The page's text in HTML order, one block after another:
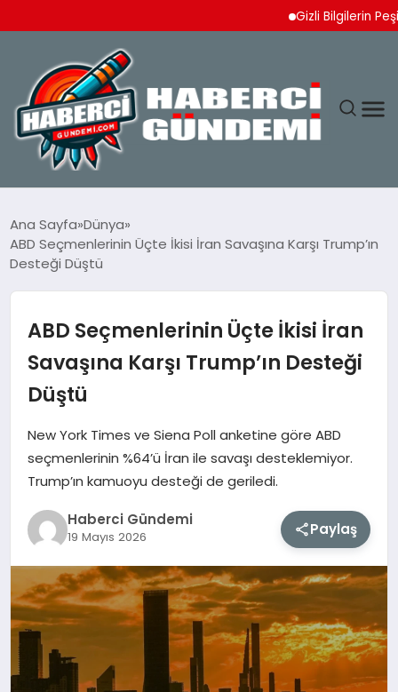
Gizli Bilgilerin
YAŞAM
DÜNYA
MAGAZIN
EĞITIM
SAĞLIK
TEKNOLOJI
Ana Sayfa Dünya
ABD Seçmenlerinin Üçte İkisi İran Savaşına Karşı Trump’ın
Desteği Düştü
ABD Seçmenlerinin Üçte İkisi İran
Savaşına Karşı Trump’ın Desteği
Düştü
New York Times ve Siena Poll anketine göre ABD
seçmenlerinin %64’ü İran ile savaşı desteklemiyor.
Trump’ın kamuoyu desteği de geriledi.
Haberci Gündemi
19 Mayıs 2026 Paylaş